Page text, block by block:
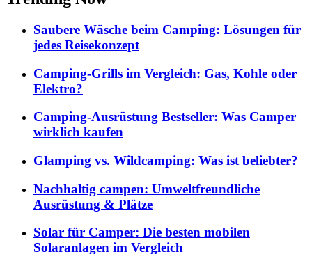
Saubere Wäsche beim Camping: Lösungen für
jedes Reisekonzept
Camping-Grills im Vergleich: Gas, Kohle oder
Elektro?
Camping-Ausrüstung Bestseller: Was Camper
wirklich kaufen
Glamping vs. Wildcamping: Was ist beliebter?
Nachhaltig campen: Umweltfreundliche
Ausrüstung & Plätze
Solar für Camper: Die besten mobilen
Solaranlagen im Vergleich